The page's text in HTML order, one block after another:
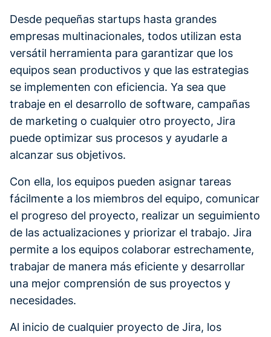
Desde pequeñas startups hasta grandes
empresas multinacionales, todos utilizan esta
versátil herramienta para garantizar que los
equipos sean productivos y que las estrategias
se implementen con eficiencia. Ya sea que
trabaje en el desarrollo de software, campañas
de marketing o cualquier otro proyecto, Jira
puede optimizar sus procesos y ayudarle a
alcanzar sus objetivos.
Con ella, los equipos pueden asignar tareas
fácilmente a los miembros del equipo, comunicar
el progreso del proyecto, realizar un seguimiento
de las actualizaciones y priorizar el trabajo. Jira
permite a los equipos colaborar estrechamente,
trabajar de manera más eficiente y desarrollar
una mejor comprensión de sus proyectos y
necesidades.
Al inicio de cualquier proyecto de Jira, los